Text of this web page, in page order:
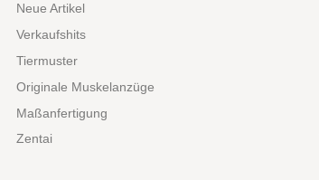
Neue Artikel
Verkaufshits
Tiermuster
Originale Muskelanzüge
Maßanfertigung
Zentai